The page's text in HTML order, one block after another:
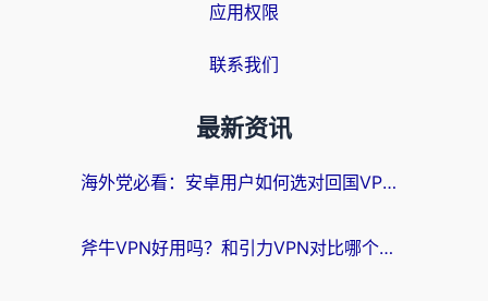
应用权限
联系我们
最新资讯
海外党必看：安卓用户如何选对回国VPN？从踩坑到无缝访问的全攻略
斧牛VPN好用吗？和引力VPN对比哪个回国效果更好？海外党亲测3款加速器+避坑指南